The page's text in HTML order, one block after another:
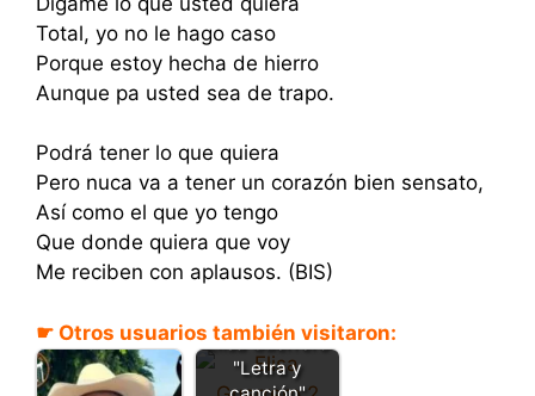
Total, yo no le hago caso
Porque estoy hecha de hierro
Aunque pa usted sea de trapo.
Podrá tener lo que quiera
Pero nuca va a tener un corazón bien sensato,
Así como el que yo tengo
Que donde quiera que voy
Me reciben con aplausos. (BIS)
☛ Otros usuarios también visitaron:
Elisa Guerrero
"Letra y